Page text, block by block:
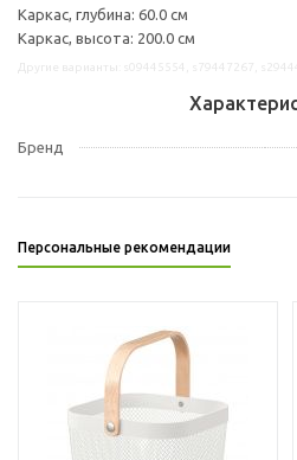
Каркас, глубина: 60.0 см
Каркас, высота: 200.0 см
Бренд
Персональные рекомендации